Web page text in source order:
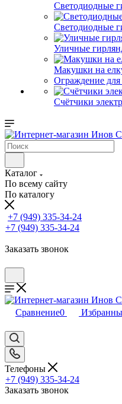
Светодиодные
Светодиодные
Уличные
Макушки на
Ограждение для
Счётчики
Каталог
По всему сайту
По каталогу
+7 (949) 335-34-24
+7 (949) 335-34-24
Заказать звонок
Сравнение0
Телефоны
+7 (949) 335-34-24
Заказать звонок